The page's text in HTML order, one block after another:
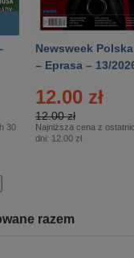
30
Newsweek Polska
– Eprasa – 13/
12.00 zł
12.00 zł
Najniższa cena z
dni: 12.00 zł
razem